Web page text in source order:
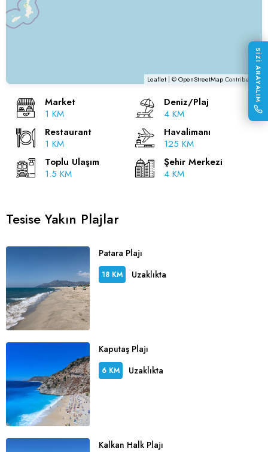
Leaflet | ©OpenStreetMapContributors
Market
1 KM
Deniz/Plaj
4 KM
Restaurant
1 KM
Havalimanı
125 KM
Toplu Ulaşım
1.5 KM
Şehir Merkezi
4 KM
Tesise Yakın Plajlar
Patara Plajı
18 KM Uzaklıkta
Kaputaş Plajı
6 KM Uzaklıkta
Kalkan Halk Plajı
SİZİ ARAYALIM